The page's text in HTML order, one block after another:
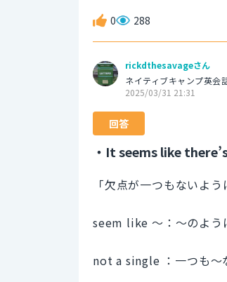
0 288
rickdthesavageさん
ネイティブキャンプ英会
2025/03/31 21:31
回答
・It seems like
「欠点が一つもないよ
seem like ～：～のよう
not a single ：一つも～